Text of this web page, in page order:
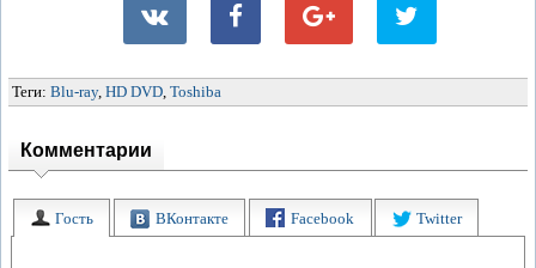
Теги: Blu-ray, HD DVD Toshiba
Комментарии
Гость ВКонтакте Facebook Twitter